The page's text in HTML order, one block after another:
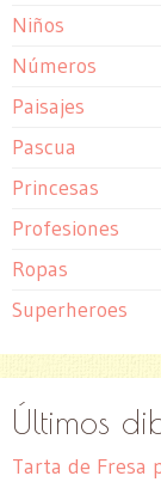
Niños
Números
Paisajes
Pascua
Princesas
Profesiones
Ropas
Superheroes
Últimos
Tarta de Fresa